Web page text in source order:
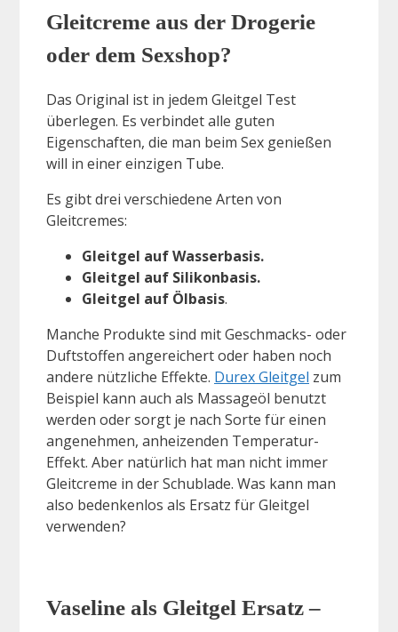
Gleitcreme aus der Drogerie
oder dem Sexshop?
Das Original ist in jedem Gleitgel Test
überlegen. Es verbindet alle guten
Eigenschaften, die man beim Sex genießen
will in einer einzigen Tube.
Es gibt drei verschiedene Arten von
Gleitcremes:
Gleitgel auf Wasserbasis.
Gleitgel auf Silikonbasis.
Gleitgel auf Ölbasis.
Manche Produkte sind mit Geschmacks- oder
Duftstoffen angereichert oder haben noch
andere nützliche Effekte. Durex Gleitgel zum
Beispiel kann auch als Massageöl benutzt
werden oder sorgt je nach Sorte für einen
angenehmen, anheizenden Temperatur-
Effekt. Aber natürlich hat man nicht immer
Gleitcreme in der Schublade. Was kann man
also bedenkenlos als Ersatz für Gleitgel
verwenden?
Vaseline als Gleitgel Ersatz –